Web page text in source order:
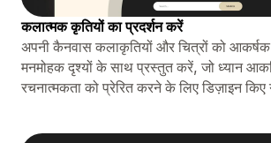
कलात्मक कृतियों का प्रदर्शन करें
अपनी कैनवास कलाकृतियों और चित्रों को
मनमोहक दृश्यों के साथ प्रस्तुत करें, जो ध्यान
रचनात्मकता को प्रेरित करने के लिए डिज़ाइन किए